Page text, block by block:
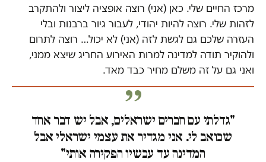
מרכז החיים שלי. כאן (אני) רוצה אופציה ליצור ולהתקרב
לזהות שלי. רוצה להיות יהודי, לעבור גיור ברבנות ובלי
העזרה שלכם גם לגשת לזה (אני) לא יכול… רוצה לתרום
ולהוקיר תודה למדינה למרות האירוע החריג שיצא ממני,
ואני גם על זה משלם מחיר כבד מאד.
"גדלתי עם חברים ישראלים, אבל יש דבר אחד
שכואב לי. אני מגדיר את עצמי ישראלי אבל
המדינה עד עכשיו הפקירה אותי"